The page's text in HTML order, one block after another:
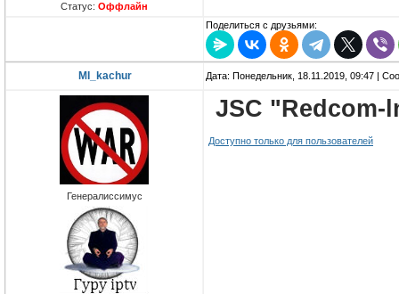
Статус: Оффлайн
Поделиться с друзьями:
MI_kachur Дата: Понедельник, 18.11.2019, 09:47 |
Генералиссимус
JSC "Redcom-
Доступно только для пользователей